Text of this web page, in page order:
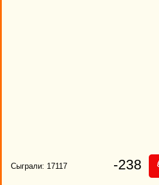
Сыграли: 17117 -238